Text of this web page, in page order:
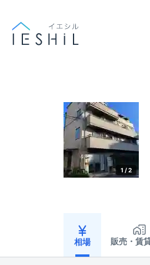
1 /2
相場 販売・賃